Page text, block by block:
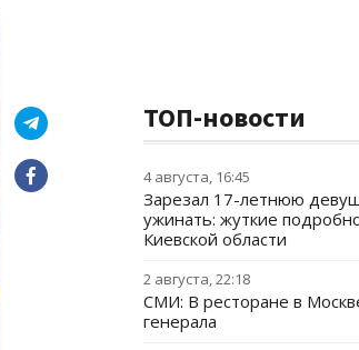
ТОП-новости
4 августа, 16:45
Зарезал 17-летнюю
ужинать: жуткие
Киевской области
2 августа, 22:18
СМИ: В ресторане в
генерала